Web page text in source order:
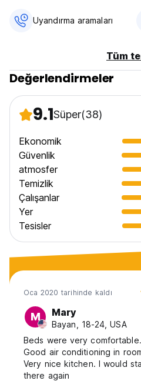
Uyandırma aramaları
Tüm
Değerlendirmeler
9.1Süper(38)
Ekonomik
Güvenlik
atmosfer
Temizlik
Çalışanlar
Yer
Tesisler
Oca 2020 tarihinde kaldı
M Mary
Bayan, 18-24, USA
Beds were very comfortable.
Good air conditioning in
Very nice kitchen. I would
there again